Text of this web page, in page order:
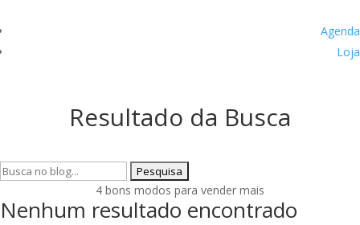
Agenda
Loja
Resultado da Busca
Pesquisar
4 bons modos para vender mais
Nenhum resultado encontrado